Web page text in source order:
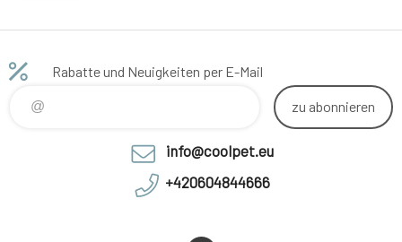
Rabatte und Neuigkeiten per E-Mail
zu abonnieren
info@coolpet.eu
+420604844666